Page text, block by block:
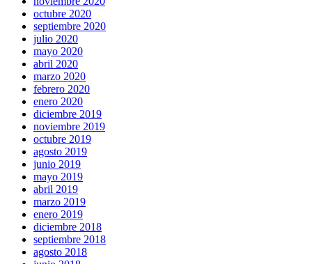
octubre 2020
septiembre 2020
julio 2020
mayo 2020
abril 2020
marzo 2020
febrero 2020
enero 2020
diciembre 2019
noviembre 2019
octubre 2019
agosto 2019
junio 2019
mayo 2019
abril 2019
marzo 2019
enero 2019
diciembre 2018
septiembre 2018
agosto 2018